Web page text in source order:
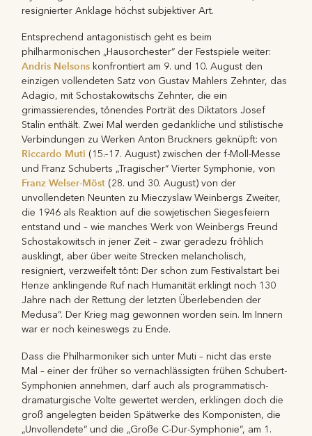
resignierter Anklage höchst subjektiver Art.
Entsprechend antagonistisch geht es beim
philharmonischen „Hausorchester“ der Festspiele weiter:
Andris Nelsons konfrontiert am 9. und 10. August den
einzigen vollendeten Satz von Gustav Mahlers Zehnter, das
Adagio, mit Schostakowitschs Zehnter, die ein
grimassierendes, tönendes Porträt des Diktators Josef
Stalin enthält. Zwei Mal werden gedankliche und stilistische
Verbindungen zu Werken Anton Bruckners geknüpft: von
Riccardo Muti (15.–17. August) zwischen der f-Moll-Messe
und Franz Schuberts „Tragischer“ Vierter Symphonie, von
Franz Welser-Möst (28. und 30. August) von der
unvollendeten Neunten zu Mieczyslaw Weinbergs Zweiter,
die 1946 als Reaktion auf die sowjetischen Siegesfeiern
entstand und – wie manches Werk von Weinbergs Freund
Schostakowitsch in jener Zeit – zwar geradezu fröhlich
ausklingt, aber über weite Strecken melancholisch,
resigniert, verzweifelt tönt: Der schon zum Festivalstart bei
Henze anklingende Ruf nach Humanität erklingt noch 130
Jahre nach der Rettung der letzten Überlebenden der
Medusa“. Der Krieg mag gewonnen worden sein. Im Innern
war er noch keineswegs zu Ende.
Dass die Philharmoniker sich unter Muti – nicht das erste
Mal – einer der früher so vernachlässigten frühen Schubert-
Symphonien annehmen, darf auch als programmatisch-
dramaturgische Volte gewertet werden, erklingen doch die
groß angelegten beiden Spätwerke des Komponisten, die
„Unvollendete“ und die „Große C-Dur-Symphonie“, am 1.